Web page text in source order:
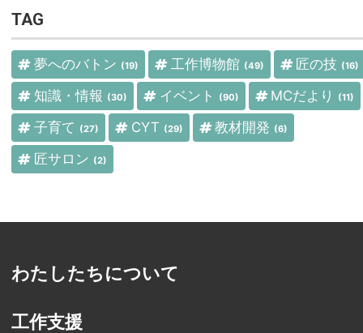
TAG
夢へのバトン (19) 工作博物館 (49) 匠の技 (16)
知識・情報 (30) イベント (90) MCだより (11)
子育て (27) CYT (29) 教材開発 (6)
匠サロン (2)
わたしたちについて
工作支援